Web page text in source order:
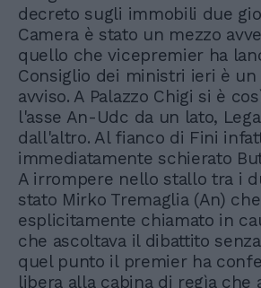
decreto sugli immobili due
Camera è stato un mezzo
quello che vicepremier ha
Consiglio dei ministri ieri è un
avviso. A Palazzo Chigi si è
l'asse An-Udc da un lato,
dall'altro. Al fianco di Fini
immediatamente schierato
A irrompere nello stallo tra i
stato Mirko Tremaglia (An)
esplicitamente chiamato in
che ascoltava il dibattito
quel punto il premier ha
libera alla cabina di regìa che